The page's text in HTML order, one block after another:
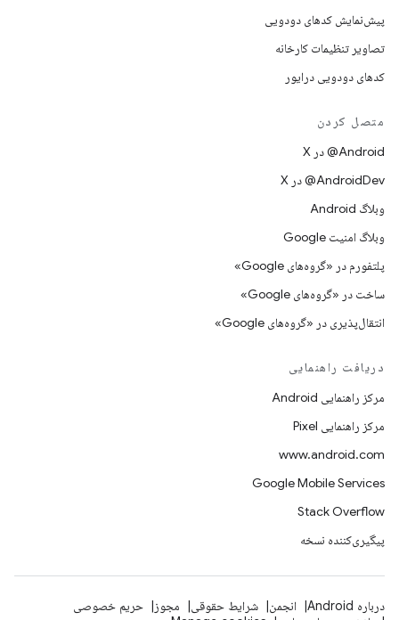
پیش‌نمایش کدهای دودویی
تصاویر تنظیمات کارخانه
کدهای دودویی درایور
متصل کردن
‫‎@Android در X
‫‎@AndroidDev در X
وبلاگ Android
وبلاگ امنیت Google
پلتفورم در «گروه‌های Google»
ساخت در «گروه‌های Google»
انتقال‌پذیری در «گروه‌های Google»
دریافت راهنمایی
مرکز راهنمایی Android
مرکز راهنمایی Pixel
www.android.com
Google Mobile Services
Stack Overflow
پیگیری‌کننده نسخه
درباره Android انجمن شرایط حقوقی مجوز
حریم خصوصی